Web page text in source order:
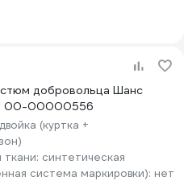
добровольца Шанс
00-00000556
(куртка +
ткани: синтетическая
система маркировки): нет